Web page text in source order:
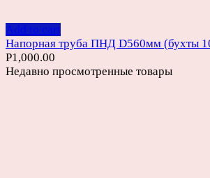
Add to cart
Напорная труба ПНД D560мм (бухты
Р1,000.00
Недавно просмотренные товары